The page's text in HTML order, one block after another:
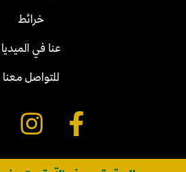
خرائط
عنا في الميديا
للتواصل معنا